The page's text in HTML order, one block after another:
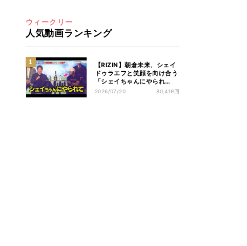
ウィークリー
人気動画ランキング
【RIZIN】朝倉未来、シェイ
ドゥラエフと笑顔を向け合う
「シェイちゃんにやられ
て…」
2026/07/20 80,419回